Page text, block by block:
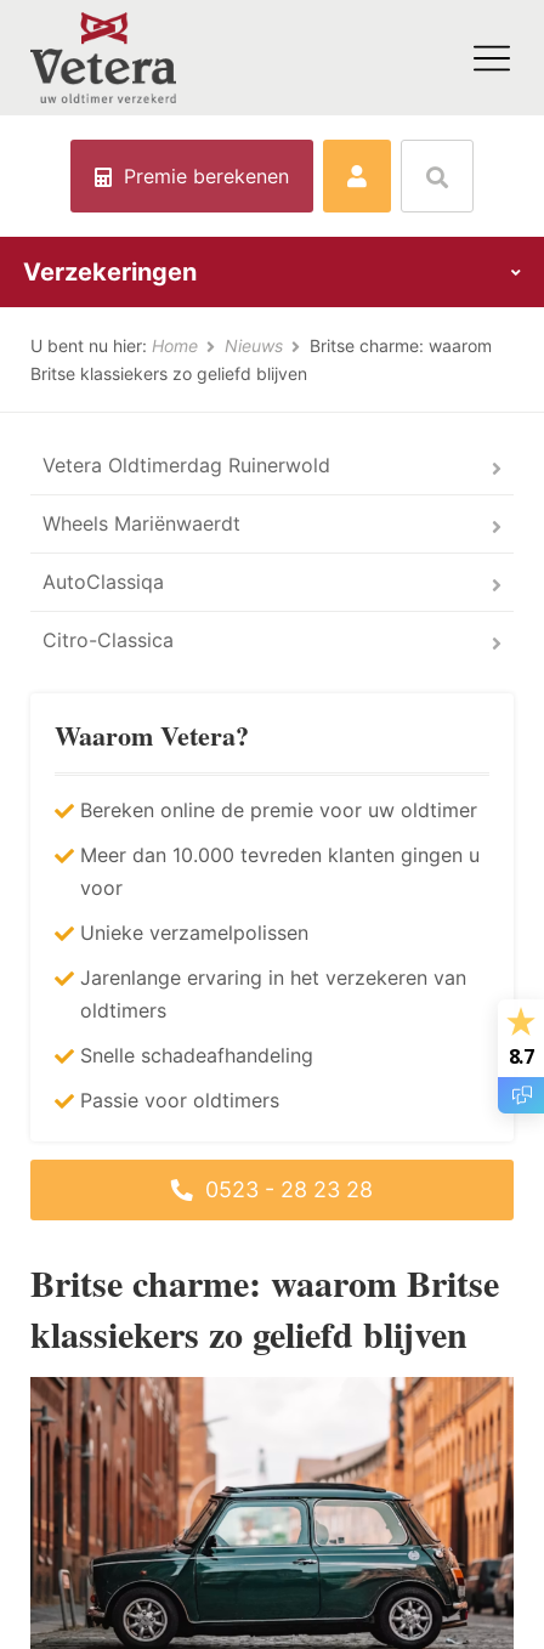
Premie berekenen
Verzekeringen
U bent nu hier: Home Nieuws
Britse charme: waarom
Britse klassiekers zo geliefd blijven
Vetera Oldtimerdag Ruinerwold
Wheels Mariënwaerdt
AutoClassiqa
Citro-Classica
Waarom Vetera?
Bereken online de premie voor uw oldtimer
Meer dan 10.000 tevreden klanten gingen u
voor
Unieke verzamelpolissen
Jarenlange ervaring in het verzekeren van
oldtimers
Snelle schadeafhandeling
Passie voor oldtimers
0523 - 28 23 28
Britse charme: waarom Britse
klassiekers zo geliefd blijven
8.7